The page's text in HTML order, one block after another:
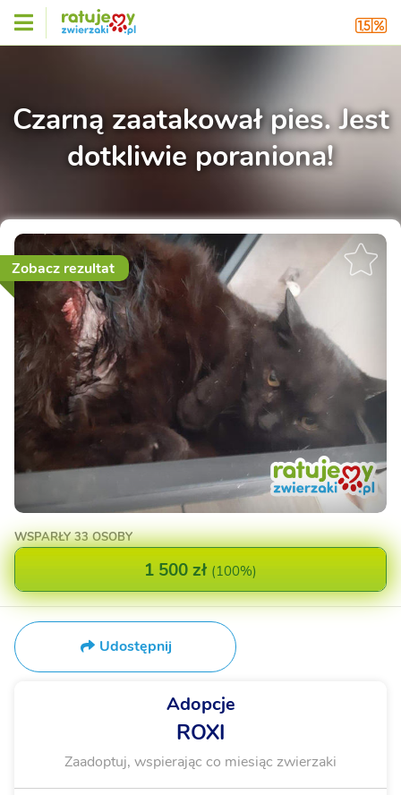
Czarną zaatakował pies. Jest
dotkliwie poraniona!
Zobacz rezultat
WSPARŁY33 OSOBY
1 500 zł (100%)
Udostępnij
Adopcje
ROXI
Zaadoptuj, wspierając co miesiąc zwierzaki